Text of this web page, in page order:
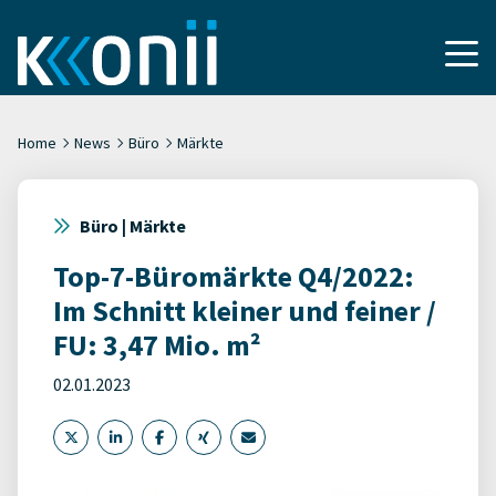
Home News Büro Märkte
Büro | Märkte
Top-7-Büromärkte Q4/2022:
Im Schnitt kleiner und feiner /
FU: 3,47 Mio. m²
02.01.2023